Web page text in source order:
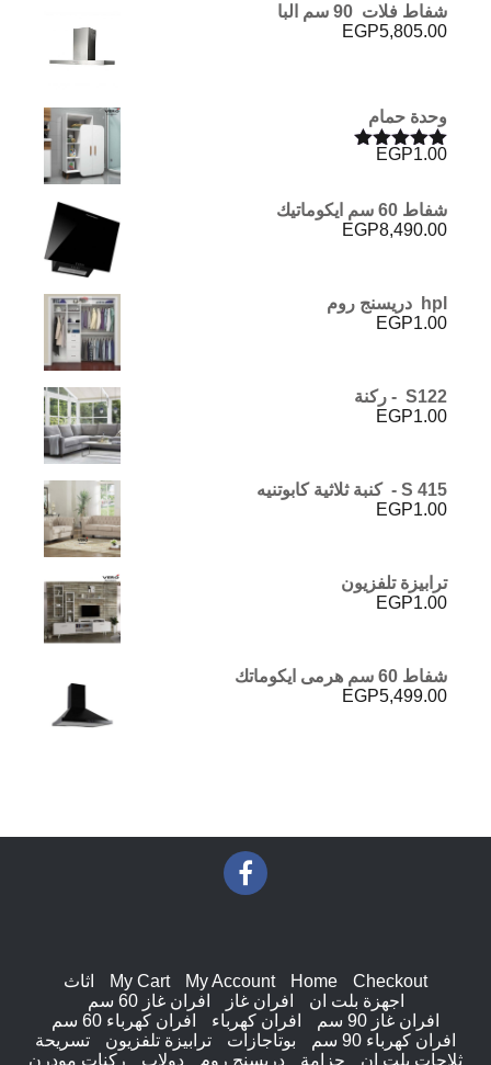
شفاط فلات 90 سم البا
EGP5,805.00
وحدة حمام
تم التقييم
EGP1.00
شفاط 60 سم ايكوماتيك
EGP8,490.00
hpl دريسنج روم
EGP1.00
S122 - ركنة
EGP1.00
S 415 - كنبة ثلاثية كابوتنيه
EGP1.00
ترابيزة تلفزيون
EGP1.00
شفاط 60 سم هرمى ايكوماتك
EGP5,499.00
Checkout
Home
My Account
My Cart
اثاث
اجهزة بلت ان
افران غاز
افران غاز 60 سم
افران غاز 90 سم
افران كهرباء
افران كهرباء 60 سم
افران كهرباء 90 سم
بوتاجازات ترابيزة تلفزيون
تسريحة
ثلاجات بلت ان
جزامة دريسنج روم دولاب ركنات مودرن